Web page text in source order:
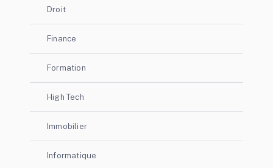
Droit
Finance
Formation
High Tech
Immobilier
Informatique